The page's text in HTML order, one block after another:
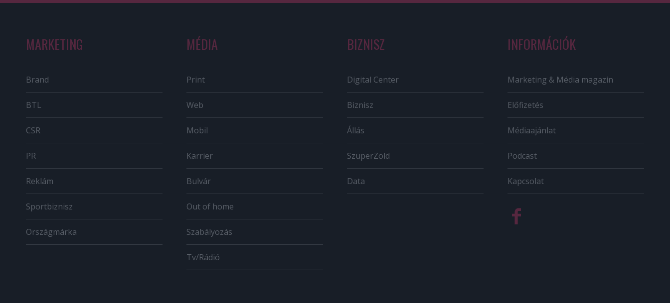
MARKETING
Brand
BTL
CSR
PR
Reklám
Sportbiznisz
Országmárka
MÉDIA
Print
Web
Mobil
Karrier
Bulvár
Out of home
Szabályozás
Tv/Rádió
BIZNISZ
Digital Center
Biznisz
Állás
SzuperZöld
Data
INFORMÁCIÓK
Marketing & Média magazin
Előfizetés
Médiaajánlat
Podcast
Kapcsolat